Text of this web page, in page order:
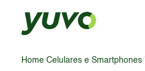
Home/Celulares e Smartphones/